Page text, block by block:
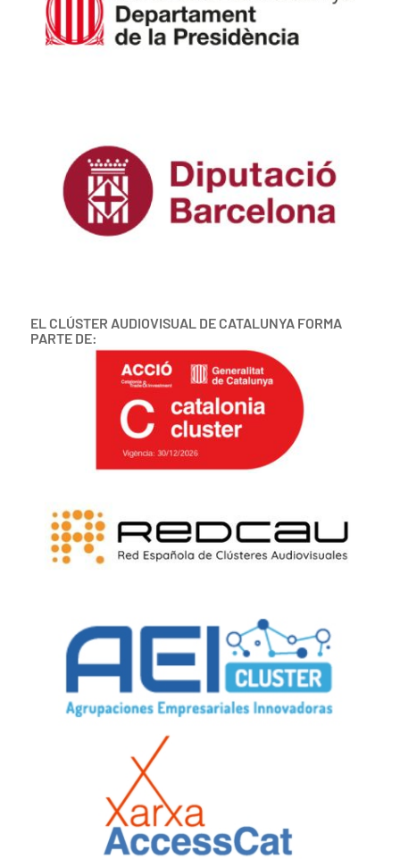
EL CLÚSTER AUDIOVISUAL DE CATALUNYA FORMA
PARTE DE: